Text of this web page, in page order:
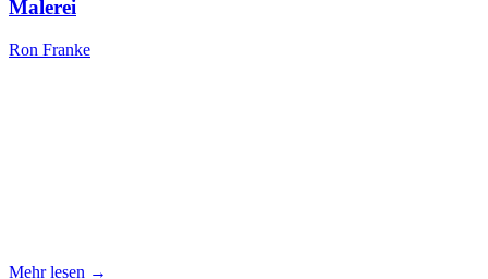
Malerei
Ron Franke
Mehr lesen →